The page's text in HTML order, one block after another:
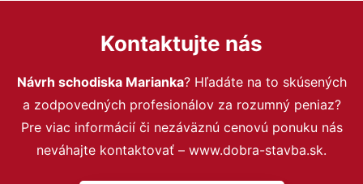
Kontaktujte nás
Návrh schodiska Marianka? Hľadáte na to skúsených
a zodpovedných profesionálov za rozumný peniaz?
Pre viac informácií či nezáväznú cenovú ponuku nás
neváhajte kontaktovať – www.dobra-stavba.sk.